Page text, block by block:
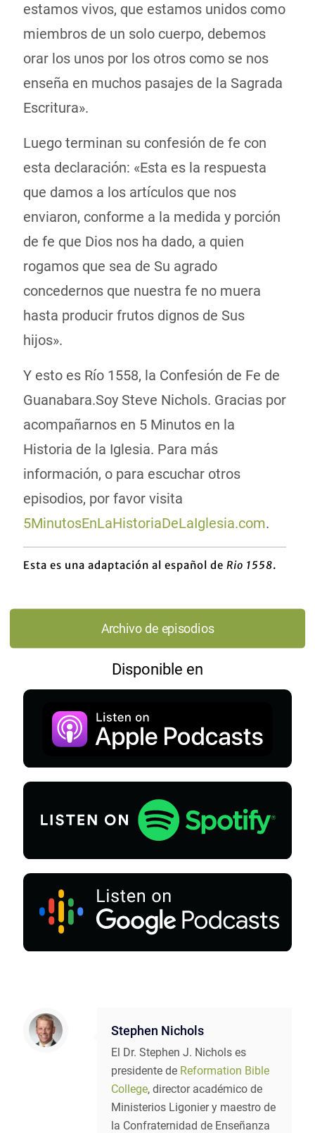
estamos vivos, que estamos unidos como
miembros de un solo cuerpo, debemos
orar los unos por los otros como se nos
enseña en muchos pasajes de la Sagrada
Escritura».
Luego terminan su confesión de fe con
esta declaración: «Esta es la respuesta
que damos a los artículos que nos
enviaron, conforme a la medida y porción
de fe que Dios nos ha dado, a quien
rogamos que sea de Su agrado
concedernos que nuestra fe no muera
hasta producir frutos dignos de Sus
hijos».
Y esto es Río 1558, la Confesión de Fe de
Guanabara.Soy Steve Nichols. Gracias por
acompañarnos en 5 Minutos en la
Historia de la Iglesia. Para más
información, o para escuchar otros
episodios, por favor visita
5MinutosEnLaHistoriaDeLaIglesia.com.
Esta es una adaptación al español de Rio 1558.
Archivo de episodios
Disponible en
Stephen Nichols
El Dr. Stephen J. Nichols es
presidente de Reformation Bible
College, director académico de
Ministerios Ligonier y maestro de
la Confraternidad de Enseñanza